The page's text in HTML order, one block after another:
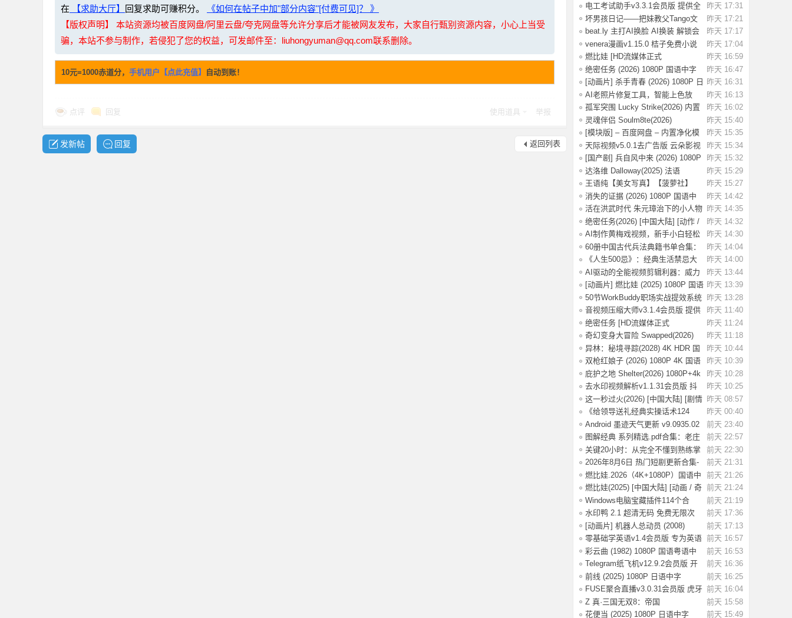
在 【求助大厅】 回复求助可赚积分。
《如何在帖子中加"部分内容"[付费可见]？ 》
【版权声明】 本站资源均被百度网盘/阿里云盘/夸克网盘等允许分享后才能被网友发布，大家自行甄别资源内容，小心上当受
骗，本站不参与制作，若侵犯了您的权益，可发邮件至：liuhongyuman@qq.com联系删除。
10元=1000赤道分， 手机用户【点此充值】 自动到账！
点评 回复 使用道具 举报
返回列表
发新帖 回复
版]The.Last.House.2
昨天 17:31
电工考试助手v3.3.1会员版 提供全
面的学习
昨天 17:21
坏男孩日记——把妹教父Tango文
集.pdf，当
昨天 17:17
beat.ly 主打AI换脸 AI换装 解锁会
员版
昨天 17:04
venera漫画v1.15.0 桔子免费小说
v1.1.8书
昨天 16:59
燃比娃 [HD流媒体正式
版]A.Story.About.Fir
昨天 16:47
绝密任务 (2026) 1080P 国语中字
[0.8G]
昨天 16:31
[动画片] 杀手青春 (2026) 1080P 日
语中字
昨天 16:13
AI老照片修复工具，智能上色放
大，一键还原
昨天 16:02
孤军突围 Lucky Strike(2026) 内置
简英 4K
昨天 15:40
灵魂伴侣 Soulm8te(2026)
【4K.DV.HDR】【
昨天 15:35
[模块版] – 百度网盘 – 内置净化模
块 –
昨天 15:34
天际视频v5.0.1去广告版 云朵影视
v1.9.0去
昨天 15:32
[国产剧] 兵自风中来 (2026) 1080P
国语中
昨天 15:29
达洛维 Dalloway(2025) 法语
1080P 【3.2G
昨天 15:27
王语纯【美女写真】【菠萝社】
【51P】
昨天 14:42
消失的证据 (2026) 1080P 国语中
字 [1.09G]
昨天 14:35
活在洪武时代 朱元璋治下的小人物
命运
昨天 14:32
绝密任务(2026) [中国大陆] [动作 /
战争 /
昨天 14:30
AI制作黄梅戏视频，新手小白轻松
赚取收益
昨天 14:04
60册中国古代兵法典籍书单合集：
绝版古代兵
昨天 14:00
《人生500忌》：经典生活禁忌大
全
昨天 13:44
AI驱动的全能视频剪辑利器：威力
导演v24.6.
昨天 13:39
[动画片] 燃比娃 (2025) 1080P 国语
中字 [0
昨天 13:28
50节WorkBuddy职场实战提效系统
课：掌握效
昨天 11:40
音视频压缩大师v3.1.4会员版 提供
高效的音
昨天 11:24
绝密任务 [HD流媒体正式
版]Operation.Black
昨天 11:18
奇幻变身大冒险 Swapped(2026)
[1080P] [中
昨天 10:44
异林：秘境寻踪(2028) 4K HDR 国
语中字【1.
昨天 10:39
双枪红娘子 (2026) 1080P 4K 国语
中字 [1.7
昨天 10:28
庇护之地 Shelter(2026) 1080P+4k
中英双字
昨天 10:25
去水印视频解析v1.1.31会员版 抖
音等平台无
昨天 08:57
这一秒过火(2026) [中国大陆] [剧情
/ 爱情
昨天 00:40
《给领导送礼经典实操话术124
条》：不踩红
前天 23:40
Android 墨迹天气更新 v9.0935.02
去广告解
前天 22:57
图解经典 系列精选.pdf合集：老庄
易经 风
前天 22:30
关键20小时：从完全不懂到熟练掌
握一门新技
前天 21:31
2026年8月6日 热门短剧更新合集-
海量热门
前天 21:26
燃比娃.2026（4K+1080P）国语中
字.首部宣纸
前天 21:24
燃比娃(2025) [中国大陆] [动画 / 奇
幻 /
前天 21:19
Windows电脑宝藏插件114个合
集，按功能分类
前天 17:36
水印鸭 2.1 超清无码 免费无限次
试了好多
前天 17:13
[动画片] 机器人总动员 (2008)
1080P 国配
前天 16:57
零基础学英语v1.4会员版 专为英语
初学者设
前天 16:53
彩云曲 (1982) 1080P 国语粤语中
字 [2.49G]
前天 16:36
Telegram纸飞机v12.9.2会员版 开
放注册了
前天 16:25
前线 (2025) 1080P 日语中字
[1.74G]
前天 16:04
FUSE聚合直播v3.0.31会员版 虎牙
斗鱼抖音快
前天 15:58
Z 真·三国无双8：帝国
_Build.20984287 官
前天 15:49
花便当 (2025) 1080P 日语中字